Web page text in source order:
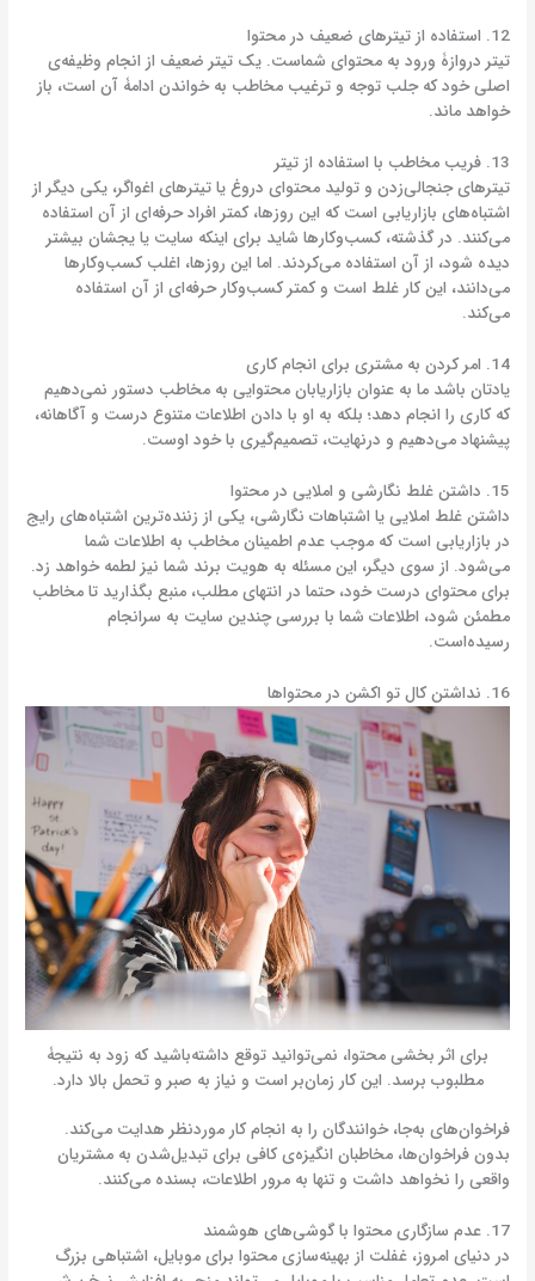
12. استفاده از تیترهای ضعیف در محتوا
تیتر دروازۀ ورود به محتوای شماست. یک تیتر ضعیف از انجام وظیفه‌ی
اصلی خود که جلب توجه و ترغیب مخاطب به خواندن ادامۀ آن است، باز
خواهد ماند.
13. فریب مخاطب با استفاده از تیتر
تیترهای جنجالی‌زدن و تولید محتوای دروغ یا تیترهای اغواگر، یکی دیگر از
اشتباه‌های بازاریابی است که این روزها، کمتر افراد حرفه‌ای از آن استفاده
می‌کنند. در گذشته، کسب‌وکارها شاید برای اینکه سایت یا یجشان بیشتر
دیده شود، از آن استفاده می‌کردند. اما این روزها، اغلب کسب‌وکارها
می‌دانند، این کار غلط است و کمتر کسب‌وکار حرفه‌ای از آن استفاده
می‌کند.
14. امر کردن به مشتری برای انجام کاری
یادتان باشد ما به عنوان بازاریابان محتوایی به مخاطب دستور نمی‌دهیم
که کاری را انجام دهد؛ بلکه به او با دادن اطلاعات متنوع درست و آگاهانه،
پیشنهاد می‌دهیم و درنهایت، تصمیم‌گیری با خود اوست.
15. داشتن غلط نگارشی و املایی در محتوا
داشتن غلط املایی یا اشتباهات نگارشی، یکی از زننده‌ترین اشتباه‌های رایج
در بازاریابی است که موجب عدم اطمینان مخاطب به اطلاعات شما
می‌شود. از سوی دیگر، این مسئله به هویت برند شما نیز لطمه خواهد زد.
برای محتوای درست خود، حتما در انتهای مطلب، منبع بگذارید تا مخاطب
مطمئن شود، اطلاعات شما با بررسی چندین سایت به سرانجام
رسیده‌است.
16. نداشتن کال تو اکشن در محتواها
برای اثر بخشی محتوا، نمی‌توانید توقع داشته‌باشید که زود به نتیجۀ
مطلبوب برسد. این کار زمان‌بر است و نیاز به صبر و تحمل بالا دارد.
فراخوان‌های به‌جا، خوانندگان را به انجام کار موردنظر هدایت می‌کند.
بدون فراخوان‌ها، مخاطبان انگیزه‌ی کافی برای تبدیل‌شدن به مشتریان
واقعی را نخواهد داشت و تنها به مرور اطلاعات، بسنده می‌کنند.
17. عدم سازگاری محتوا با گوشی‌های هوشمند
در دنیای امروز، غفلت از بهینه‌سازی محتوا برای موبایل، اشتباهی بزرگ